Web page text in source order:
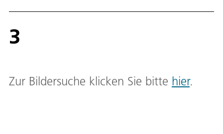
3
Zur Bildersuche klicken Sie bitte hier.